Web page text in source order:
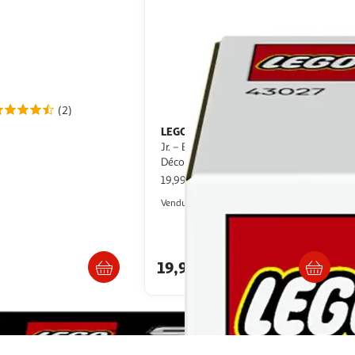
(2)
Haas Team
dès 10 ans
LEGO
Jr. – Best Of - Jeu 10 ans -
Décoration de Chambre d'Enfant
19,99€ / pce
Vendu par
19,99€